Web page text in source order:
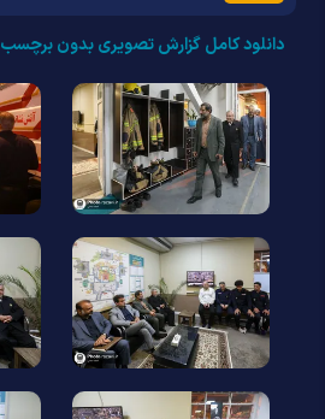
دانلود کامل گزارش تصویری بدون برچسب